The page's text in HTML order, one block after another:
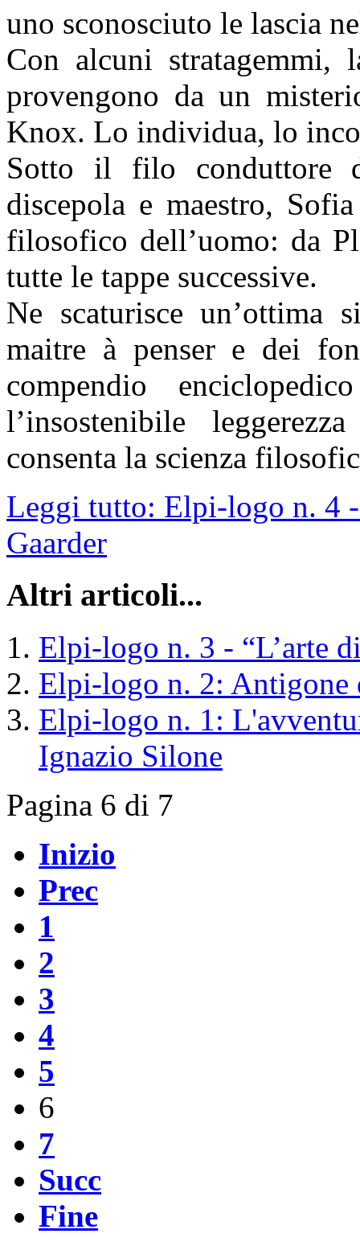
uno sconosciuto le lascia
Con alcuni stratagemmi,
provengono da un
Knox. Lo individua, lo
Sotto il filo conduttore
discepola e maestro,
filosofico dell’uomo: da
tutte le tappe successive.
Ne scaturisce un’ottima
maitre à penser e dei
compendio
l’insostenibile
consenta la scienza
Leggi tutto: Elpi-logo n. 4
Gaarder
Altri articoli...
Elpi-logo n. 3 - “L’arte
Elpi-logo n. 2: Antigone
Elpi-logo n. 1:
Ignazio Silone
Pagina 6 di 7
Inizio
Prec
1
2
3
4
5
6
7
Succ
Fine